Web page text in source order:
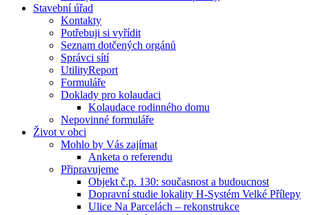
Stavební úřad
Kontakty
Potřebuji si vyřídit
Seznam dotčených orgánů
Správci sítí
UtilityReport
Formuláře
Doklady pro kolaudaci
Kolaudace rodinného domu
Nepovinné formuláře
Život v obci
Mohlo by Vás zajímat
Anketa o referendu
Připravujeme
Objekt č.p. 130: současnost a budoucnost
Dopravní studie lokality H-Systém Velké Přílepy
Ulice Na Parcelách – rekonstrukce